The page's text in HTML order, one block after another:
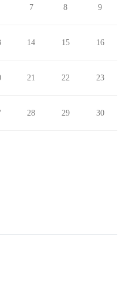
7 8 9
14 15 16
21 22 23
28 29 30